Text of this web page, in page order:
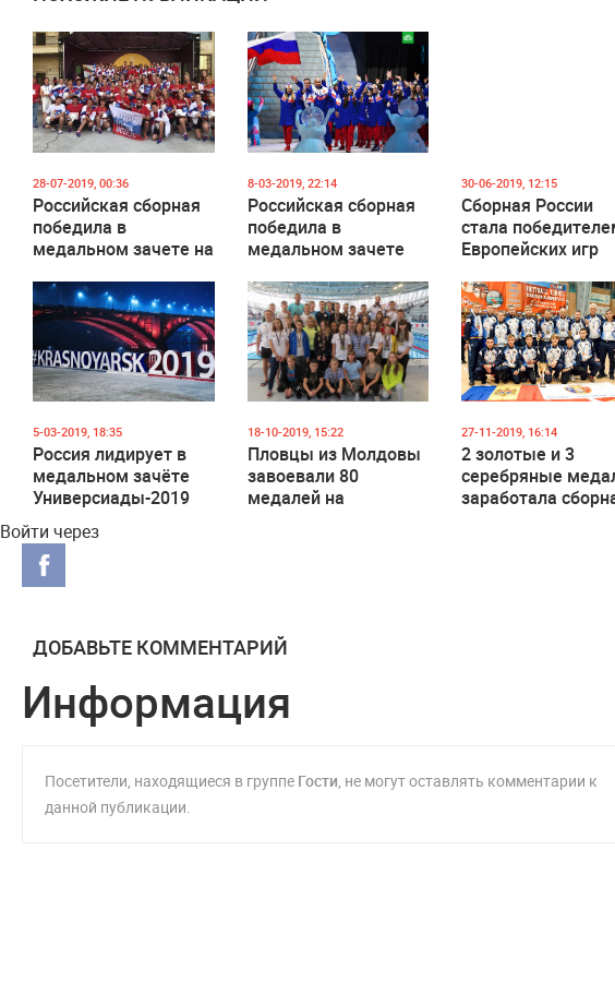
28-07-2019, 00:36
Российская сборная
победила в
медальном зачете на
олимпийском
фестивале в Баку
8-03-2019, 22:14
Российская сборная
победила в
медальном зачете
30-06-2019, 12:15
Сборная России
стала
Европейских игр
5-03-2019, 18:35
Россия лидирует в
медальном зачёте
Универсиады-2019
соревнований
18-10-2019, 15:22
Пловцы из Молдовы
завоевали 80
медалей на
27-11-2019, 16:14
2 золотые и 3
серебряные
заработала
Войти через
ДОБАВЬТЕ КОММЕНТАРИЙ
Информация
Посетители, находящиеся в группе Гости, не могут оставлять комментарии к
данной публикации.